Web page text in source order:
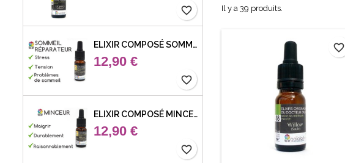
favorite_border
ELIXIR COMPOSÉ SOMMEIL RÉPARATEUR
12,90 €
favorite_border
ELIXIR COMPOSÉ MINCEUR
12,90 €
favorite_border
Il y a 39 produits.
favorite_border